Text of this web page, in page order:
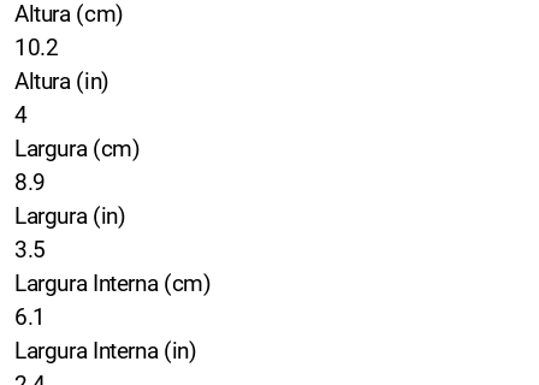
Altura (cm)
10.2
Altura (in)
4
Largura (cm)
8.9
Largura (in)
3.5
Largura Interna (cm)
6.1
Largura Interna (in)